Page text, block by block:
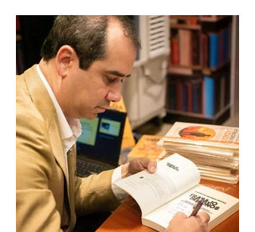
Under 21 por tercer año consecutivo,
formando parte una vez más de la
selección anual de la publicación que
destaca a los artistas menores de 21 años
más influyentes de la industria musical.
Este reconocimiento reaf